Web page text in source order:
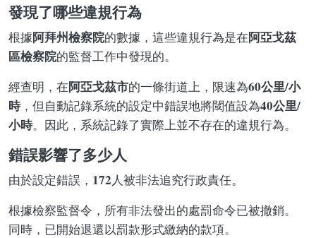
發現了哪些違規行為
根據阿拜州檢察院的數據，這些違規行為是在阿亞戈茲
區檢察院的監督工作中發現的。
經查明，在阿亞戈茲市的一條街道上，限速為60公里/小
時，但自動記錄系統的設定中錯誤地將閾值設為40公里/
小時。因此，系統記錄了實際上並不存在的違規行為。
錯誤影響了多少人
由於設定錯誤， 172人被非法追究行政責任。
根據檢察監督令，所有非法發出的處罰命令已被撤銷。
同時，已開始退還以罰款形式繳納的款項。